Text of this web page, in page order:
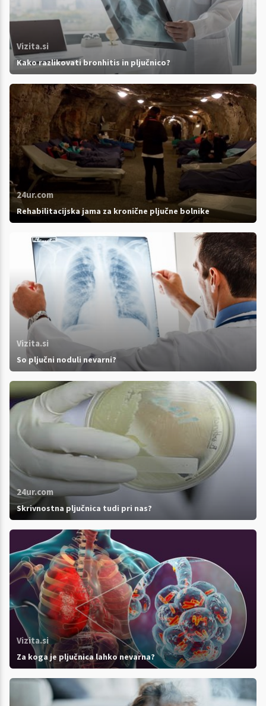
Vizita.si
Kako razlikovati bronhitis in pljučnico?
24ur.com
Rehabilitacijska jama za kronične pljučne bolnike
Vizita.si
So pljučni noduli nevarni?
24ur.com
Skrivnostna pljučnica tudi pri nas?
Vizita.si
Za koga je pljučnica lahko nevarna?